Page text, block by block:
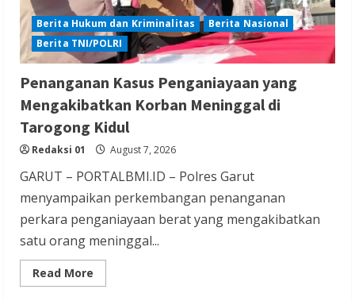
Berita Ekonomi dan Bisnis
Berita Nasional
Berita Terbaru
Gubernur Banten Andra Soni Tata
Kawasan Zona Industri Serang Barat
Redaksi 01 August 6, 2026
Berita Agama
Berita Trending
Berita Hukum dan Kriminalitas
Berita Nasional
Berita TNI/POLRI
Penanganan Kasus Penganiayaan yang
Mengakibatkan Korban Meninggal di
Tarogong Kidul
Redaksi 01 August 7, 2026
GARUT – PORTALBMI.ID – Polres Garut
menyampaikan perkembangan penanganan
perkara penganiayaan berat yang mengakibatkan
satu orang meninggal...
Read More
more